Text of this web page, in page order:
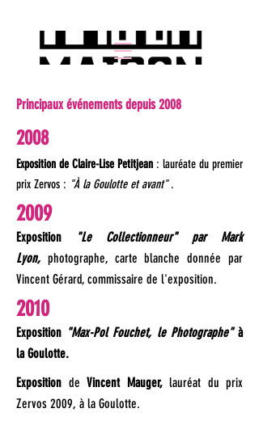
Principaux événements depuis 2008
2008
Exposition de Claire-Lise Petitjean : lauréate du premier
prix Zervos : "À la Goulotte et avant".
2009
Exposition
"Le Collectionneur" par Mark
Lyon, photographe, carte blanche donnée par
Vincent Gérard, commissaire de l'exposition.
2010
Exposition "Max-Pol Fouchet, le Photographe"à
la Goulotte.
Exposition de Vincent Mauger, lauréat du prix
Zervos 2009, à la Goulotte.